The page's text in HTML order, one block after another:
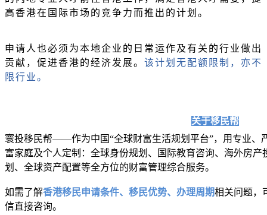
高香港在国际市场的竞争力而推出的计划。
申请人也必须为本地企业的日常运作及有关的行业做出
贡献，促进香港的经济发展。 该计划无配额限制，亦不
限行业。
关于移民帮
寰投移民帮——作为中国“全球财富生活规划平台”，用专业、
富家庭及个人定制：全球身份规划、国际教育咨询、海外房产
划、全球资产配置等全方位的财富管理综合服务。
如需了解香港移民申请条件、移民优势、办理周期相关问题，
信直接咨询。